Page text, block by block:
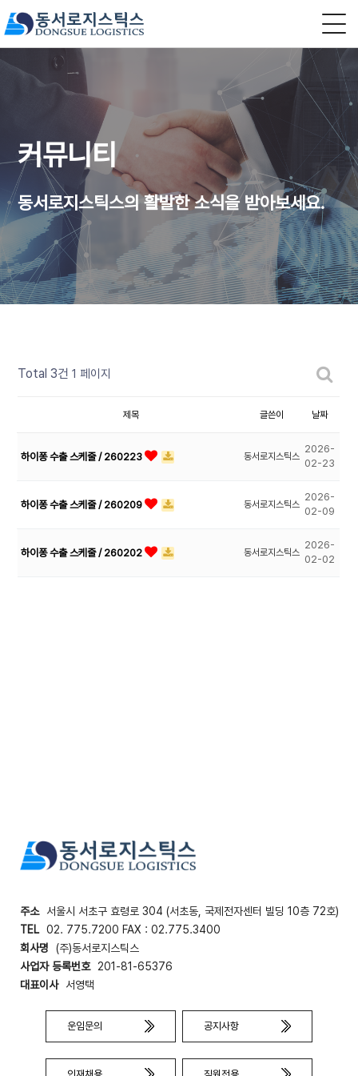
커뮤니티
동서로지스틱스의 활발한 소식을 받아보세요.
Total 3건 1 페이지
제목 글쓴이 날짜
하이퐁 수출 스케줄 / 260223 동서로지스틱스
2026-
02-23
하이퐁 수출 스케줄 / 260209 동서로지스틱스
2026-
02-09
하이퐁 수출 스케줄 / 260202 동서로지스틱스
2026-
02-02
주소 서울시 서초구 효령로 304 (서초동, 국제전자센터 빌딩 10층 72호)
TEL 02. 775.7200 FAX : 02.775.3400
회사명
(주)동서로지스틱스
사업자 등록번호 201-81-65376
대표이사 서영택
운임문의 공지사항